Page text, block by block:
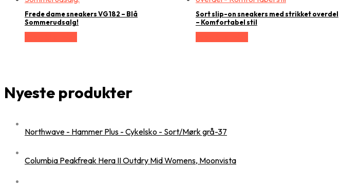
Frede dame sneakers VG182 – Blå
Sommerudsalg!
Sort slip-on sneakers med strikket overdel
– Komfortabel stil
Nyeste produkter
Northwave - Hammer Plus - Cykelsko - Sort/Mørk grå-37
Columbia Peakfreak Hera II Outdry Mid Womens, Moonvista